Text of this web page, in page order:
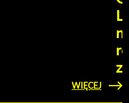
KLIKNIJ ABY
WIĘCEJ